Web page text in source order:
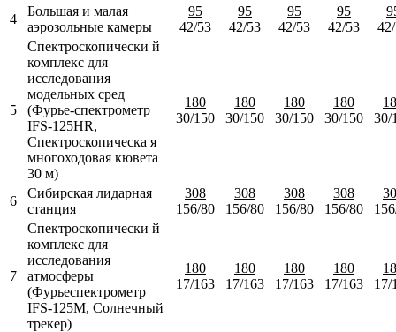
4
Большая и малая
аэрозольные камеры
95
42/53
95
42/53
95
42/53
95
42/53
5
Спектроскопически й
комплекс для
исследования
модельных сред
(Фурье-спектрометр
IFS-125HR,
Спектроскопическа я
многоходовая кювета
30 м)
180
30/150
180
30/150
180
30/150
180
30/150
30/
6
Сибирская лидарная
станция
308
156/80
308
156/80
308
156/80
308
156/80
7
Спектроскопически й
комплекс для
исследования
атмосферы
(Фурьеспектрометр
IFS-125М, Солнечный
трекер)
180
17/163
180
17/163
180
17/163
180
17/163
17/